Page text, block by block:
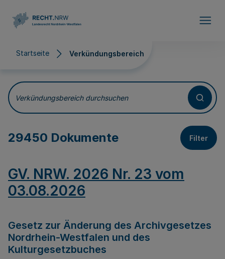
Startseite Verkündungsbereich
Verkündungsbereich
Verkündungsbereich durchsuchen
29450 Dokumente Filter
GV. NRW. 2026 Nr. 23 vom
03.08.2026
Gesetz zur Änderung des Archivgesetzes
Nordrhein-Westfalen und des
Kulturgesetzbuches